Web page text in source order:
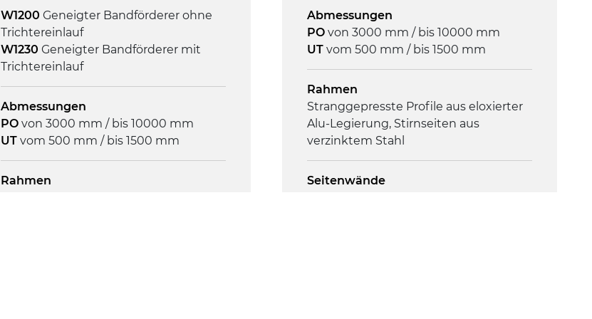
Überlastungsschutz
4,8 m/Minute
Überlastungsschutz
W1200 Geneigter Bandförderer ohne
Trichtereinlauf
W1230 Geneigter Bandförderer mit
Trichtereinlauf
Abmessungen
PO von 3000 mm / bis 10000 mm
UT vom 500 mm / bis 1500 mm
Rahmen
Abmessungen
POvon 3000 mm / bis 10000 mm
UTvom 500 mm / bis 1500 mm
Rahmen
Stranggepresste Profile aus eloxierter
Alu-Legierung, Stirnseiten aus
verzinktem Stahl
Seitenwände